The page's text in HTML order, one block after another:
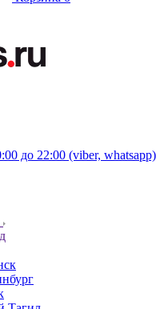
до 22:00 (viber, whatsapp)